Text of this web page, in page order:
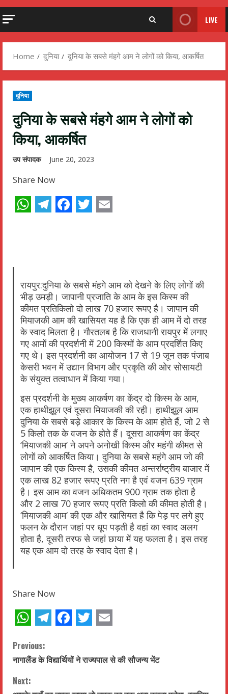
LIVE
Home दुनिया दुनिया के सबसे मंहगे आम ने लोगों को किया, आकर्षित
दुनिया
दुनिया के सबसे मंहगे आम ने लोगों को
किया, आकर्षित
उप संपादक June 20, 2023
Share Now
रायपुर:दुनिया के सबसे मंहगे आम को देखने के लिए लोगों की
भीड़ उमड़ी। जापानी प्रजाति के आम के इस किस्म की
कीमत प्रतिकिलो दो लाख 70 हजार रूपए है। जापान की
मियाजकी आम की खासियत यह है कि एक ही आम में दो तरह
के स्वाद मिलता है। गौरतलब है कि राजधानी रायपुर में लगाए
गए आमों की प्रदर्शनी में 200 किस्मों के आम प्रदर्शित किए
गए थे। इस प्रदर्शनी का आयोजन 17 से 19 जून तक पंजाब
केसरी भवन में उद्यान विभाग और प्रकृति की ओर सोसायटी
के संयुक्त तत्वाधान में किया गया।
इस प्रदर्शनी के मुख्य आकर्षण का केंद्र दो किस्म के आम,
एक हाथीझूल एवं दूसरा मियाजकी की रही। हाथीझूल आम
दुनिया के सबसे बड़े आकार के किस्म के आम होते हैं, जो 2 से
5 किलो तक के वजन के होते हैं। दूसरा आकर्षण का केंद्र
‘मियाजकी आम‘ ने अपने अनोखी किस्म और महंगी कीमत से
लोगों को आकर्षित किया। दुनिया के सबसे महंगे आम जो की
जापान की एक किस्म है, उसकी कीमत अन्तर्राष्ट्रीय बाजार में
एक लाख 82 हजार रूपए प्रति नग है एवं वजन 639 ग्राम
है। इस आम का वजन अधिकतम 900 ग्राम तक होता है
और 2 लाख 70 हजार रूपए प्रति किलो की कीमत होती है।
‘मियाजकी आम‘ की एक और खासियत है कि पेड़ पर लगे हुए
फलन के दौरान जहां पर धूप पड़ती है वहां का स्वाद अलग
होता है, दूसरी तरफ से जहां छाया में यह फलता है। इस तरह
यह एक आम दो तरह के स्वाद देता है।
Share Now
C
o
Previous:
नागालैंड के विद्यार्थियों ने राज्यपाल से की सौजन्य भेंट
Next: